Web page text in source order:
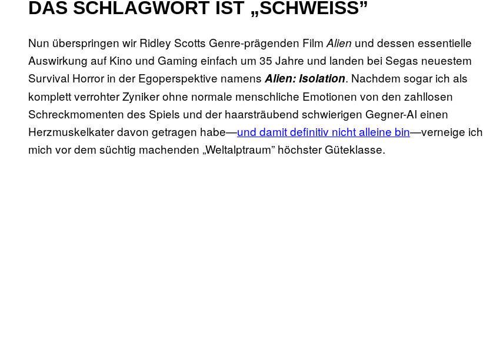
DAS SCHLAGWORT IST „SCHWEISS”
Nun überspringen wir Ridley Scotts Genre-prägenden FilmAlien und dessen essentielle
Auswirkung auf Kino und Gaming einfach um 35 Jahre und landen bei Segas neuestem
Survival Horror in der Egoperspektive namens Alien: Isolation. Nachdem sogar ich als
komplett verrohter Zyniker ohne normale menschliche Emotionen von den zahllosen
Schreckmomenten des Spiels und der haarsträubend schwierigen Gegner-AI einen
Herzmuskelkater davon getragen habe—und damit definitiv nicht alleine bin—verneige ich
mich vor dem süchtig machenden „Weltalptraum” höchster Güteklasse.